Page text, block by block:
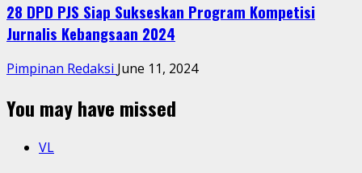
28 DPD PJS Siap Sukseskan Program Kompetisi
Jurnalis Kebangsaan 2024
Pimpinan Redaksi June 11, 2024
You may have missed
VL